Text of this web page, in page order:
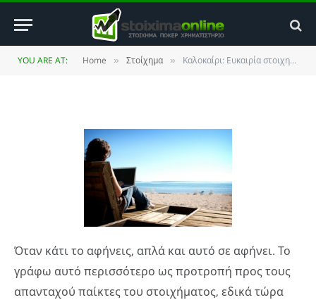
YOU ARE AT: Home » Στοίχημα » Καλοκαίρι: Ευκαιρία στοιχηματικής ξεκούρασης ή όχι;
όχι;
BY HYBRID TRADER 17 MAY 2011 UPDATED: 27
NO COMMENTS 3 MINS READ
Όταν κάτι το αφήνεις, απλά και αυτό σε αφήνει. Το
γράφω αυτό περισσότερο ως προτροπή προς τους
απανταχού παίκτες του στοιχήματος, εδικά τώρα